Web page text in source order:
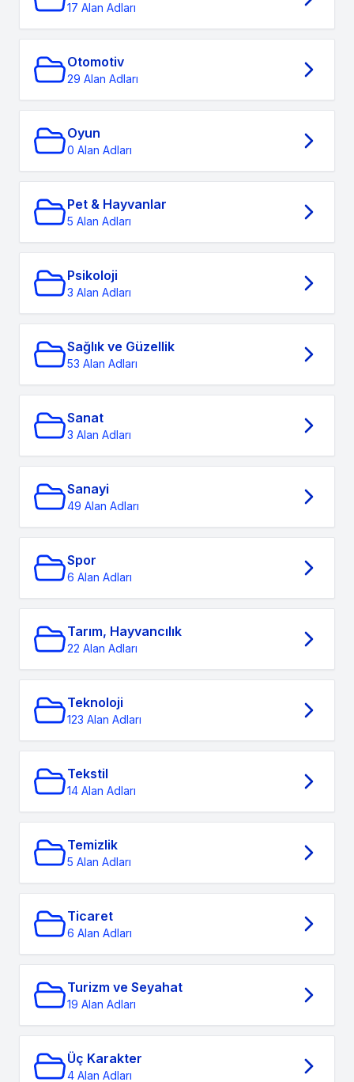
17 Alan Adları
Otomotiv
29 Alan Adları
Oyun
0 Alan Adları
Pet & Hayvanlar
5 Alan Adları
Psikoloji
3 Alan Adları
Sağlık ve Güzellik
53 Alan Adları
Sanat
3 Alan Adları
Sanayi
49 Alan Adları
Spor
6 Alan Adları
Tarım, Hayvancılık
22 Alan Adları
Teknoloji
123 Alan Adları
Tekstil
14 Alan Adları
Temizlik
5 Alan Adları
Ticaret
6 Alan Adları
Turizm ve Seyahat
19 Alan Adları
Üç Karakter
4 Alan Adları